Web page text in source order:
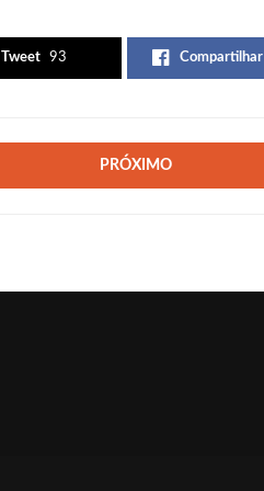
Tweet 93 Compartilhar
PRÓXIMO